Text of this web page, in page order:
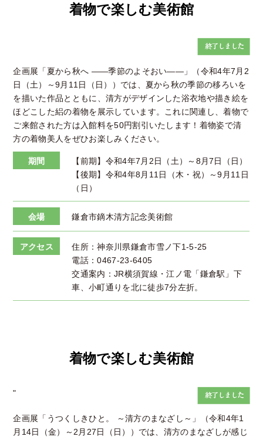
着物で楽しむ美術館
企画展「夏から秋へ ――季節のよそおい――」（令和4年7月2
日（土）～9月11日（日））では、夏から秋の季節の移ろいを
を描いた作品とともに、清方がデザインした浴衣地や描き絵を
ほどこした絽の着物を展示しています。これに関連し、着物で
ご来館された方は入館料を50円割引いたします！着物姿で清
方の着物美人をぜひお楽しみください。
期間
【前期】令和4年7月2日（土）～8月7日（日）
【後期】令和4年8月11日（木・祝）～9月11日
（日）
会場 鎌倉市鏑木清方記念美術館
アクセス
住所：神奈川県鎌倉市雪ノ下1-5-25
電話：0467-23-6405
交通案内：JR横須賀線・江ノ電「鎌倉駅」下
車、小町通りを北に徒歩7分左折。
着物で楽しむ美術館
"
企画展「うつくしきひと。 ～清方のまなざし～」（令和4年1
月14日（金）～2月27日（日））では、清方のまなざしが感じ